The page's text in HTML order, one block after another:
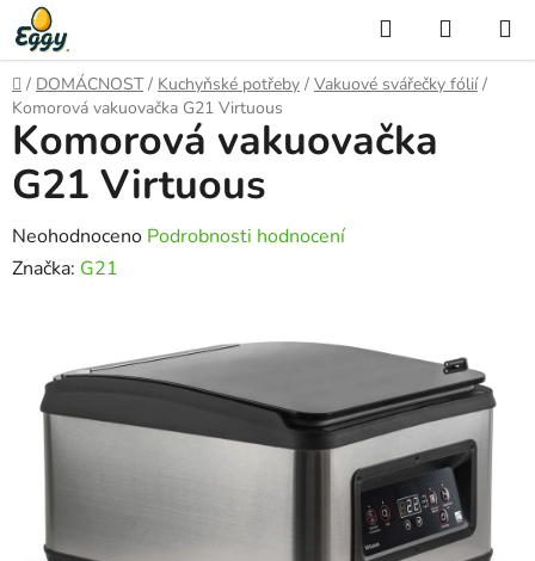
Přejít
na
obsah
Hledat
KOŠÍK
Domů
/ DOMÁCNOST / Kuchyňské potřeby / Vakuové svářečky fólií /
Komorová vakuovačka G21 Virtuous
Komorová vakuovačka
G21 Virtuous
Průměrné
hodnocení
hvězdiček.
Neohodnoceno Podrobnosti hodnocení
Značka: G21